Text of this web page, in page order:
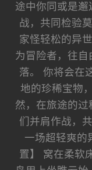
途中你同或是
战，共同检验
家怪轻松的异
为冒险者，往
落。 你将会在
地的珍稀宝物
然，在旅途的
们并肩作战，
一场超轻爽的
置】 窝在柔软